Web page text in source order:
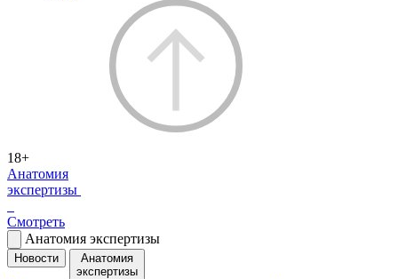
18+
Анатомия
экспертизы
Смотреть
Анатомия экспертизы
Новости
Анатомия
экспертизы